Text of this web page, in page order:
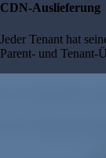
CDN-Auslieferung
Jeder Tenant hat
Parent- und Tenant-